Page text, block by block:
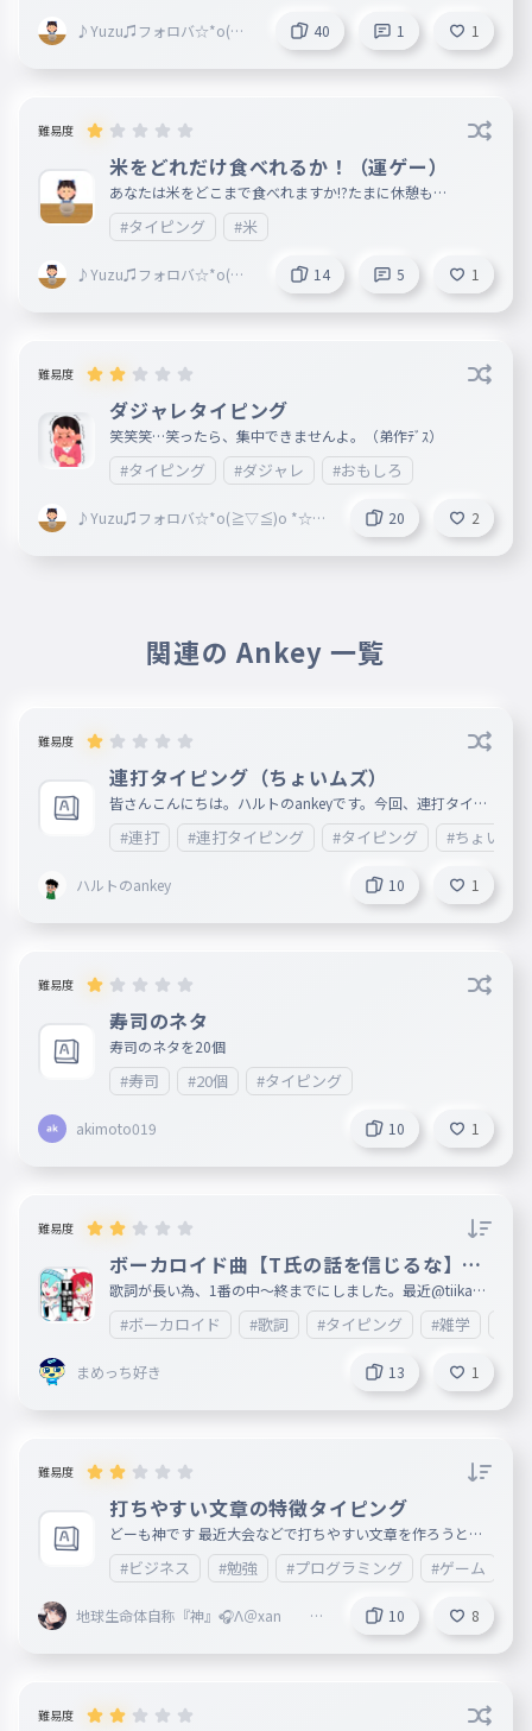
♪Yuzu♫フォロバ☆*o(≧
40 1 1
難易度
米をどれだけ食べれるか！（運ゲー）
あなたは米をどこまで食べれますか!?たまに休憩も…
#タイピング #米
♪Yuzu♫フォロバ☆*o(≧
14 5 1
難易度
ダジャレタイピング
笑笑笑…笑ったら、集中できませんよ。（弟作ﾃﾞｽ）
#タイピング #ダジャレ #おもしろ
♪Yuzu♫フォロバ☆*o(≧▽≦)o *☆活
20 2
関連の Ankey 一覧
難易度
連打タイピング（ちょいムズ）
皆さんこんにちは。ハルトのankeyです。今回、連打タイピ
ング（ちょいムズ）です。普通に、ネタ切れてます。助けて
。あと、名前は言いたくなかったのですが、あいかさん。僕
のこと嫌いですか？こんな質問してすみませんですが、理由
は、なんか、ちょっと距離置かれてる気がして...。本当にこ
んなこと言って申し訳ございません。もし、嫌いじゃなかっ
たら、8月10日の日にタイピング3本くらい投稿します。い
#連打 #連打タイピング #タイピング #ちょいムズ
ハルトのankey 10 1
難易度
寿司のネタ
寿司のネタを20個
#寿司 #20個 #タイピング
akimoto019 10 1
難易度
ボーカロイド曲【T氏の話を信じるな】歌
詞1番(中〜終)
歌詞が長い為、1番の中〜終までにしました。最近@tiikawa
_loveが歌うようになってきたので、 あとカラオケ🎤もこれ
歌ったことあるのでこれにしました。歌詞が長いので、文字
が間違えてしまっているところが複数あると思います。ご了
承ください。 何ありましたら、情報が入り次第ここに載せ
ますので、ご了承ください。次回は2番目以降を制作します
。すごいと思ったら❤をお願いします。皆様の御感想等楽し
みに待っております。 妹垢:http://ankey.io/@tiikawa_love
#ボーカロイド #歌詞 #タイピング #雑学
まめっち好き 13 1
難易度
打ちやすい文章の特徴タイピング
どーも神です 最近大会などで打ちやすい文章を作ろうと他
作品の打ちやすい文章の特徴を調べた結果ある共通点がある
ことが分かりました。 是非参考にしてください。
#ビジネス #勉強 #プログラミング #ゲーム
地球生命体自称『神』🎧Λ＠xan @
10 8
難易度